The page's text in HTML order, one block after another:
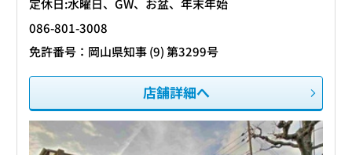
定休日:水曜日、GW、お盆、年末年始
086-801-3008
免許番号：岡山県知事 (9) 第3299号
店舗詳細へ